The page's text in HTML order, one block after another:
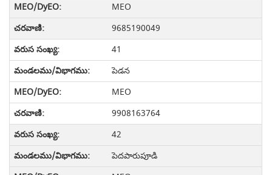
MEO
9685190049
41
పెడన
MEO
9908163764
42
పెదపారుపూడి